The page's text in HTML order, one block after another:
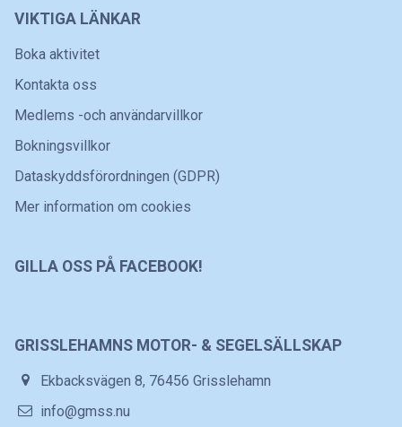
VIKTIGA LÄNKAR
Boka aktivitet
Kontakta oss
Medlems -och användarvillkor
Bokningsvillkor
Dataskyddsförordningen (GDPR)
Mer information om cookies
GILLA OSS PÅ FACEBOOK!
GRISSLEHAMNS MOTOR- & SEGELSÄLLSKAP
Ekbacksvägen 8, 76456 Grisslehamn
info@gmss.nu